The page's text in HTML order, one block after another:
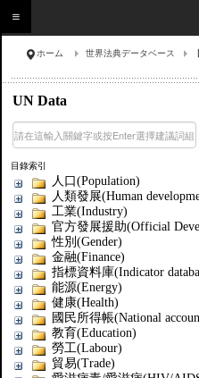
ホーム 世界法典データベース
UN Data
目錄索引
人口(Population)
人類發展(Human
工業(Industry)
官方發展援助(Official
性別(Gender)
金融(Finance)
指標資料庫(Indicator
能源(Energy)
健康(Health)
國民所得帳(National
教育(Education)
勞工(Labour)
貿易(Trade)